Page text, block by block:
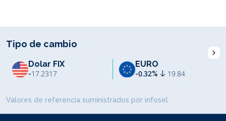
Tipo de cambio
Dolar FIX
-17.2317
EURO
-0.32% 19.84
Valores de referencia suministrados por infosel